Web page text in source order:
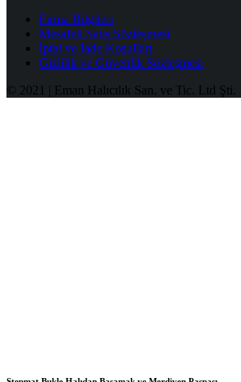
Firma Bilgileri
Mesafeli Satış Sözleşmesi
İptal ve İade Koşulları
Gizlilik ve Güvenlik Sözleşmesi
© 2021 | Eman Halıcılık San. ve Tic. Ltd Şti.